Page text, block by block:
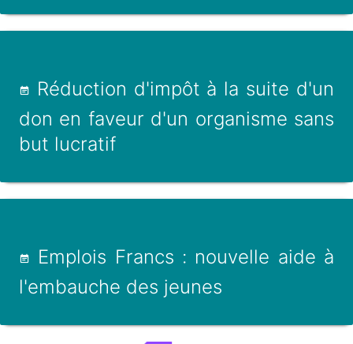
Réduction d'impôt à la suite d'un
don en faveur d'un organisme sans
but lucratif
Emplois Francs : nouvelle aide à
l'embauche des jeunes